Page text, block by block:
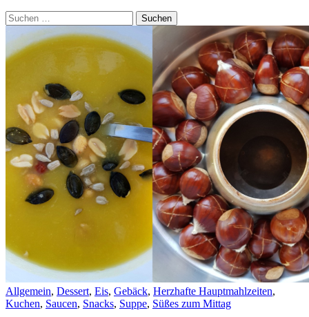
Suchen
nach:
Allgemein, Dessert, Eis, Gebäck, Herzhafte Hauptmahlzeiten,
Kuchen, Saucen, Snacks, Suppe, Süßes zum Mittag